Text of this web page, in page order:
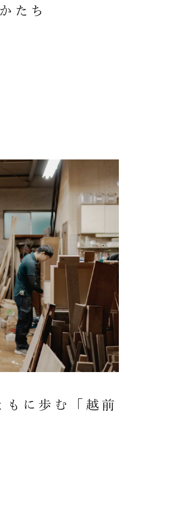
たち
に歩む「越前